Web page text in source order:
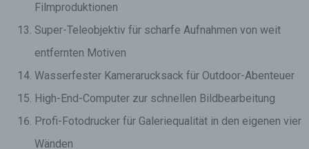
Filmproduktionen
Super-Teleobjektiv für scharfe Aufnahmen von weit
entfernten Motiven
Wasserfester Kamerarucksack für Outdoor-Abenteuer
High-End-Computer zur schnellen Bildbearbeitung
Profi-Fotodrucker für Galeriequalität in den eigenen vier
Wänden